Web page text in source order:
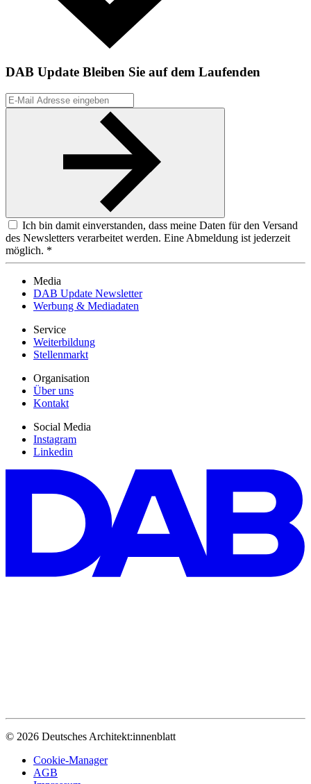
DAB Update Bleiben Sie auf dem Laufenden
Ich bin damit einverstanden, dass meine Daten für den Versand
des Newsletters verarbeitet werden. Eine Abmeldung ist jederzeit
möglich. *
Media
DAB Update Newsletter
Werbung & Mediadaten
Service
Weiterbildung
Stellenmarkt
Organisation
Über uns
Kontakt
Social Media
Instagram
Linkedin
© 2026 Deutsches Architekt:innenblatt
Cookie-Manager
AGB